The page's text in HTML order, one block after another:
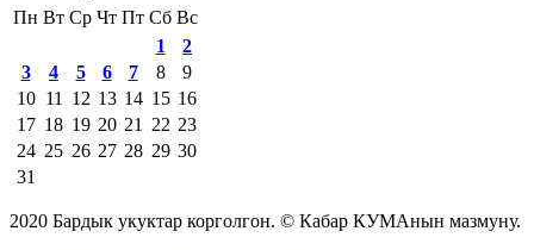
Пн Вт Ср Чт Пт Сб Вс
1
2
3
4 5 6 7 8
9
10 11 12 13 14 15 16
17 18 19 20 21 22 23
24 25 26 27 28 29 30
31
2020 Бардык укуктар корголгон. © Кабар КУМАнын мазмуну.